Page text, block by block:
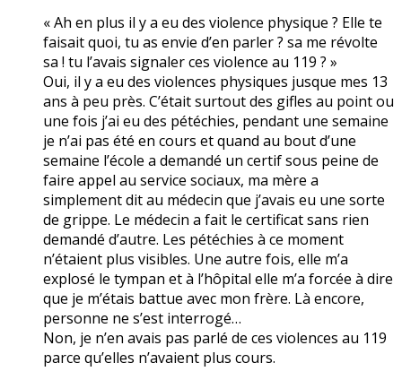
« Ah en plus il y a eu des violence physique ? Elle te
faisait quoi, tu as envie d’en parler ? sa me révolte
sa ! tu l’avais signaler ces violence au 119 ? »
Oui, il y a eu des violences physiques jusque mes 13
ans à peu près. C’était surtout des gifles au point ou
une fois j’ai eu des pétéchies, pendant une semaine
je n’ai pas été en cours et quand au bout d’une
semaine l’école a demandé un certif sous peine de
faire appel au service sociaux, ma mère a
simplement dit au médecin que j’avais eu une sorte
de grippe. Le médecin a fait le certificat sans rien
demandé d’autre. Les pétéchies à ce moment
n’étaient plus visibles. Une autre fois, elle m’a
explosé le tympan et à l’hôpital elle m’a forcée à dire
que je m’étais battue avec mon frère. Là encore,
personne ne s’est interrogé…
Non, je n’en avais pas parlé de ces violences au 119
parce qu’elles n’avaient plus cours.